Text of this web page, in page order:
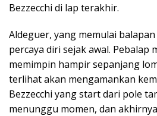
Bezzecchi di lap terakhir.
Aldeguer, yang memulai
percaya diri sejak awal. Pebalap
memimpin hampir sepanjang
terlihat akan mengamankan
Bezzecchi yang start dari pole
menunggu momen, dan